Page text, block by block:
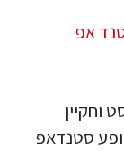
וחקיין
סטנדאפ